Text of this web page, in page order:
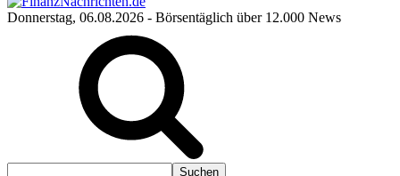
Donnerstag, 06.08.2026 - Börsentäglich über 12.000 News